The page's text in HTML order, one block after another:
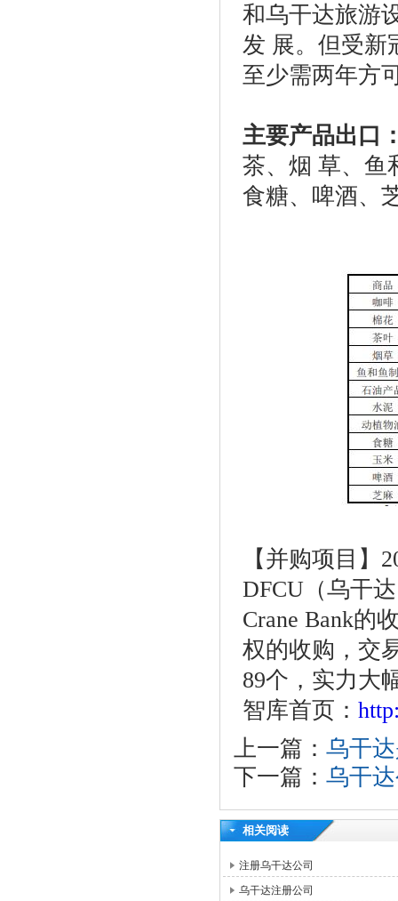
和乌干达旅游
发 展。但受新
至少需两年方
主要产品出口
茶、烟 草、鱼
食糖、啤酒、
【并购项目】
DFCU（乌干
Crane Bank的
权的收购，交
89个，实力大
智库首页：
上一篇： 乌干
下一篇： 乌干
相关阅读
注册乌干达公司
乌干达注册公司